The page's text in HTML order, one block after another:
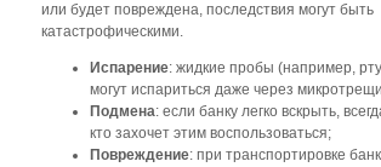
или будет повреждена, последствия могут быть
катастрофическими.
Испарение: жидкие пробы (например,
могут испариться даже через
Подмена: если банку легко вскрыть,
кто захочет этим воспользоваться;
Повреждение: при транспортировке